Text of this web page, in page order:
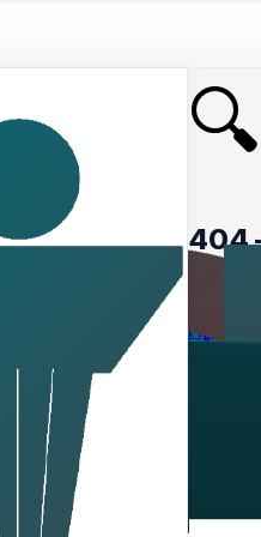
🔍
404
Таны
Нүүр